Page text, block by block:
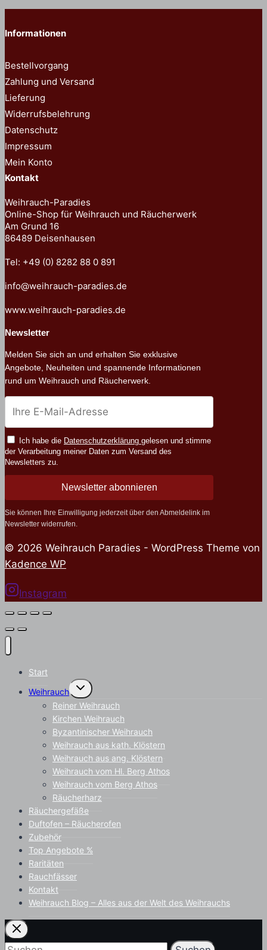
Informationen
Bestellvorgang
Zahlung und Versand
Lieferung
Widerrufsbelehrung
Datenschutz
Impressum
Mein Konto
Kontakt
Weihrauch-Paradies
Online-Shop für Weihrauch und Räucherwerk
Am Grund 16
86489 Deisenhausen
Tel: +49 (0) 8282 88 0 891
info@weihrauch-paradies.de
www.weihrauch-paradies.de
Newsletter
Melden Sie sich an und erhalten Sie exklusive
Angebote, Neuheiten und spannende Informationen
rund um Weihrauch und Räucherwerk.
Ich habe die Datenschutzerklärung gelesen und stimme
der Verarbeitung meiner Daten zum Versand des
Newsletters zu.
Newsletter abonnieren
Sie können Ihre Einwilligung jederzeit über den Abmeldelink im
Newsletter widerrufen.
© 2026 Weihrauch Paradies - WordPress Theme von
Kadence WP
Instagram
Start
Weihrauch
Untermenü
umschalten
Reiner Weihrauch
Kirchen Weihrauch
Byzantinischer Weihrauch
Weihrauch aus kath. Klöstern
Weihrauch aus ang. Klöstern
Weihrauch vom Hl. Berg Athos
Weihrauch vom Berg Athos
Räucherharz
Räuchergefäße
Duftofen – Räucherofen
Zubehör
Top Angebote %
Raritäten
Rauchfässer
Kontakt
Weihrauch Blog – Alles aus der Welt des Weihrauchs
Suchen